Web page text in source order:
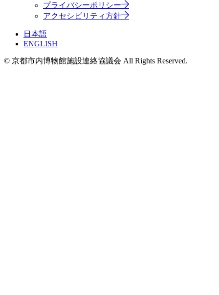
プライバシーポリシー
アクセシビリティ方針
日本語
ENGLISH
© 京都市内博物館施設連絡協議会 All Rights Reserved.